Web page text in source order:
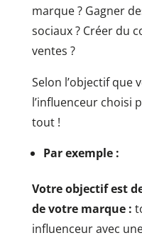
marque ? Gagner
sociaux ? Créer du
ventes ?
Selon l’objectif que
l’influenceur choisi
tout !
Par exemple :
Votre objectif est
de votre marque :
influenceur avec